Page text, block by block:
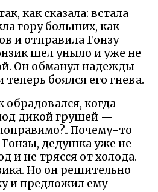
как сказала: встала
гору больших, как
и отправила Гонзу
шел уныло и уже не
Он обманул надежды
боялся его гнева.
обрадовался, когда
дикой грушей —
Почему-то
дедушка уже не
и не трясся от холода.
Но он решительно
и предложил ему